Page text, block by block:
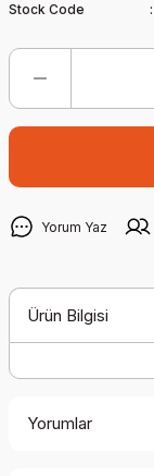
Stock Code
Yorum Yaz
Ürün Bilgisi
Yorumlar